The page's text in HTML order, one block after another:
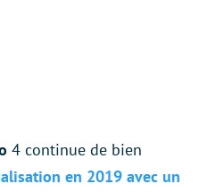
4 continue de bien
en 2019 avec un